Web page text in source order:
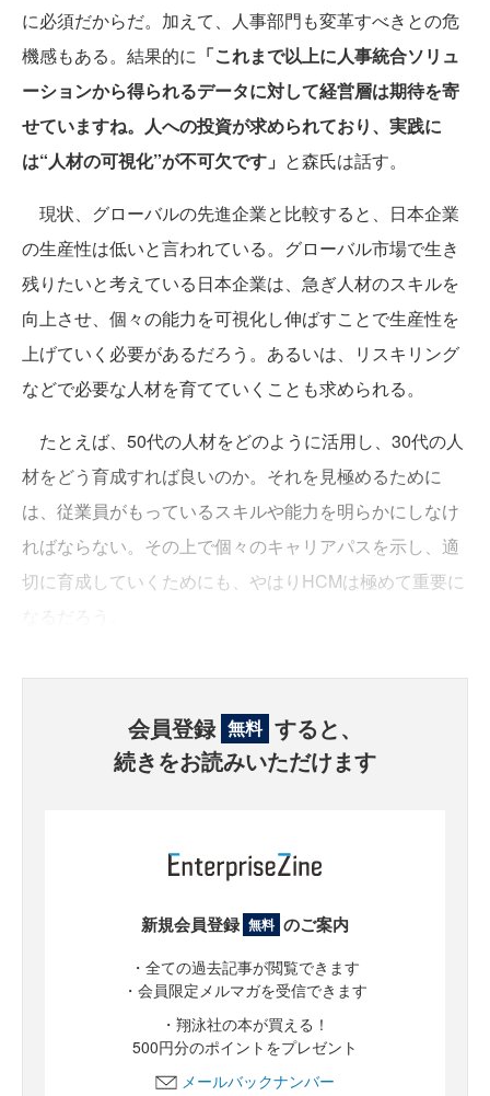
に必須だからだ。加えて、人事部門も変革すべきとの危
機感もある。結果的に 「これまで以上に人事統合ソリュ
ーションから得られるデータに対して経営層は期待を寄
せていますね。人への投資が求められており、実践に
は“人材の可視化”が不可欠です」 と森氏は話す。
現状、グローバルの先進企業と比較すると、日本企業
の生産性は低いと言われている。グローバル市場で生き
残りたいと考えている日本企業は、急ぎ人材のスキルを
向上させ、個々の能力を可視化し伸ばすことで生産性を
上げていく必要があるだろう。あるいは、リスキリング
などで必要な人材を育てていくことも求められる。
たとえば、50代の人材をどのように活用し、30代の人
材をどう育成すれば良いのか。それを見極めるために
は、従業員がもっているスキルや能力を明らかにしなけ
ればならない。その上で個々のキャリアパスを示し、適
切に育成していくためにも、やはりHCMは極めて重要に
会員登録 無料 すると、
続きをお読みいただけます
新規会員登録 無料 のご案内
・全ての過去記事が閲覧できます
・会員限定メルマガを受信できます
・翔泳社の本が買える！
500円分のポイントをプレゼント
メールバックナンバー